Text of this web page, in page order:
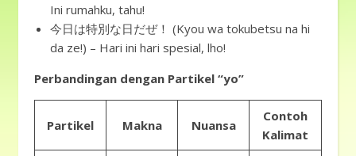
Ini rumahku, tahu!
今日は特別な日だぜ！ (Kyou wa tokubetsu na hi
da ze!) – Hari ini hari spesial, lho!
Perbandingan dengan Partikel “yo”
Partikel Makna Nuansa
Contoh
Kalimat